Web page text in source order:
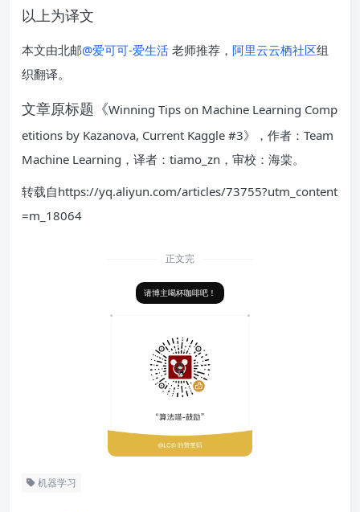
以上为译文
本文由北邮@爱可可-爱生活 老师推荐， 阿里云云栖社区组
织翻译。
文章原标题《Winning Tips on Machine Learning Comp
etitions by Kazanova, Current Kaggle #3》，作者：Team
Machine Learning，译者：tiamo_zn，审校：海棠。
转载自https://yq.aliyun.com/articles/73755?utm_content
=m_18064
正文完
请博主喝杯咖啡吧！
机器学习